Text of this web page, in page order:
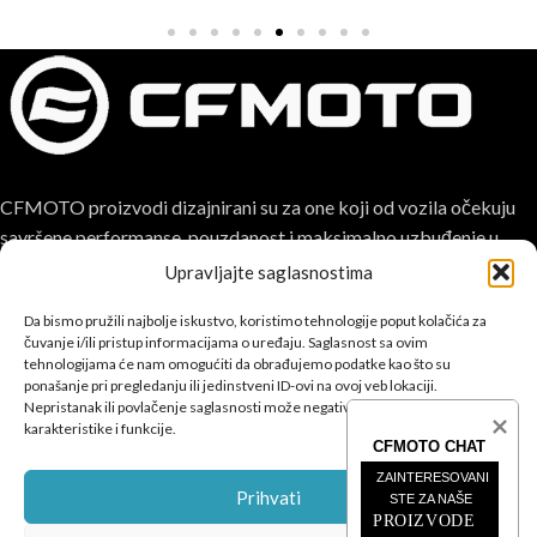
Upravljajte saglasnostima
Da bismo pružili najbolje iskustvo, koristimo tehnologije poput kolačića za
čuvanje i/ili pristup informacijama o uređaju. Saglasnost sa ovim
tehnologijama će nam omogućiti da obrađujemo podatke kao što su
ponašanje pri pregledanju ili jedinstveni ID-ovi na ovoj veb lokaciji.
Nepristanak ili povlačenje saglasnosti može negativno uticati na određene
karakteristike i funkcije.
Prihvati
CFMOTO proizvodi dizajnirani su za one koji od vozila očekuju
savršene performanse, pouzdanost i maksimalno uzbuđenje u
POSLJEDNJE SA BLOGA
ČETVEROTOČKAŠI
CFMOTO CHAT
ZAINTERESOVANI
STE ZA NAŠE
PROIZVODE